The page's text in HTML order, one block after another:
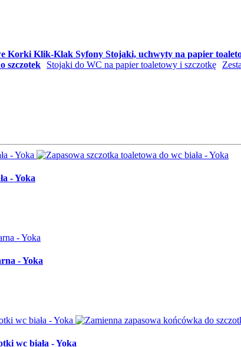
Korki Klik-Klak Syfony Stojaki, uchwyty na papier
szczotek Stojaki do WC na papier toaletowy i szczotkę
- Yoka
- Yoka
wc biała - Yoka